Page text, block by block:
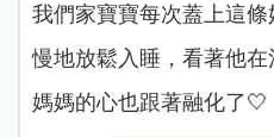
我們家寶寶每次蓋上這
慢地放鬆入睡，看著他在
媽媽的心也跟著融化了🤍